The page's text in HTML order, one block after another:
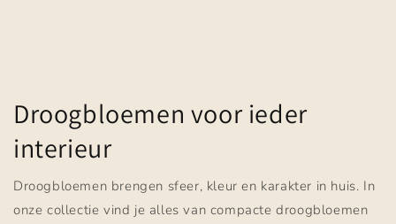
Droogbloemen voor ieder
interieur
Droogbloemen brengen sfeer, kleur en karakter in huis. In
onze collectie vind je alles van compacte droogbloemen